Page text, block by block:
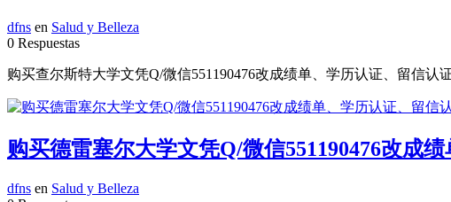
dfns en Salud y Belleza
0 Respuestas
购买查尔斯特大学文凭Q/微信551190476改成绩单、学历认证、留信认
购买德雷塞尔大学文凭Q/微信551190476改成
dfns en Salud y Belleza